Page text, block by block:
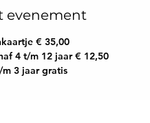
evenement
€ 35,00
4 t/m 12 jaar € 12,50
3 jaar gratis